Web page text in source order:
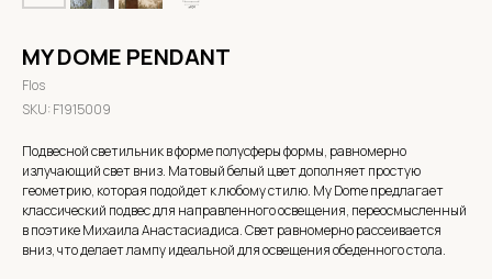
MY DOME PENDANT
Flos
SKU: F1915009
Подвесной светильник в форме полусферы формы, равномерно
излучающий свет вниз. Матовый белый цвет дополняет простую
геометрию, которая подойдет к любому стилю. My Dome предлагает
классический подвес для направленного освещения, переосмысленный
в поэтике Михаила Анастасиадиса. Свет равномерно рассеивается
вниз, что делает лампу идеальной для освещения обеденного стола.